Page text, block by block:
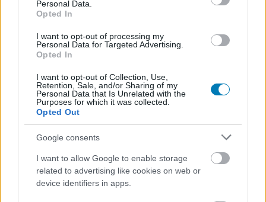
Personal Data.
Opted In
I want to opt-out of processing my
Personal Data for Targeted Advertising.
Opted In
I want to opt-out of Collection, Use,
Retention, Sale, and/or Sharing of my
Personal Data that Is Unrelated with the
Purposes for which it was collected.
Opted Out
Google consents
I want to allow Google to enable storage
related to advertising like cookies on web or
device identifiers in apps.
Nagyon sokan fogják
szándékosan leejteni a Steam
Controllerüket, hogy hallják,
ahogy sikít
Chavalier|2026 május 13. 18:02
Nem vicc, a Valve mérnökei belecsempészték